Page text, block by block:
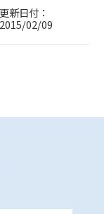
更新日付：
2015/02/09